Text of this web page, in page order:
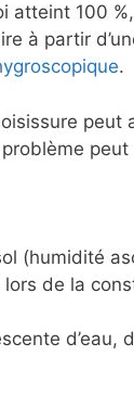
atteint 100
à partir
.
peut
problème
(humidité
lors de la
d’eau,